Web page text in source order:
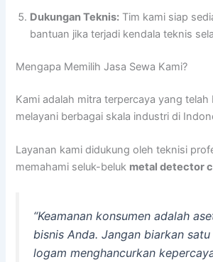
Dukungan Teknis: Tim kami siap
bantuan jika terjadi kendala teknis
Mengapa Memilih Jasa Sewa Kami?
Kami adalah mitra terpercaya yang telah
melayani berbagai skala industri di
Layanan kami didukung oleh teknisi
memahami seluk-beluk metal detector
“Keamanan konsumen adalah
bisnis Anda. Jangan biarkan
logam menghancurkan